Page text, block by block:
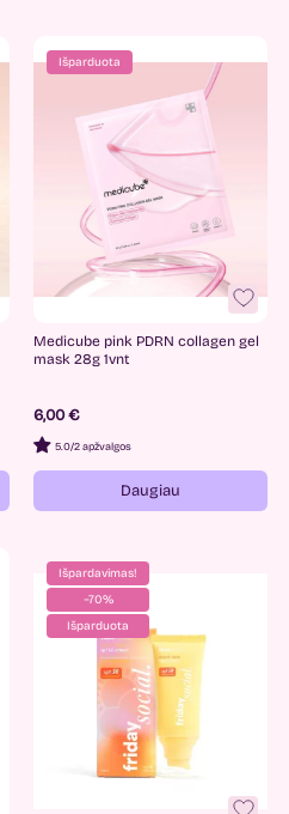
Išparduota
Medicube pink PDRN collagen gel
mask 28g 1vnt
6,00 €
5.0/2 apžvalgos
Daugiau
Išpardavimas!
−70%
Išparduota